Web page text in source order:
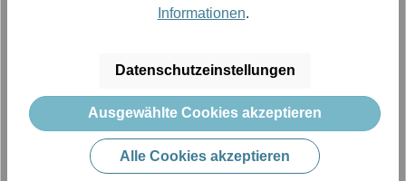
556,18 €
Inhalt: 1 Stück (Menge)
Preise exkl. MwSt. zzgl. Versandkosten
Informationen.
Datenschutzeinstellungen
Ausgewählte Cookies akzeptieren
Alle Cookies akzeptieren